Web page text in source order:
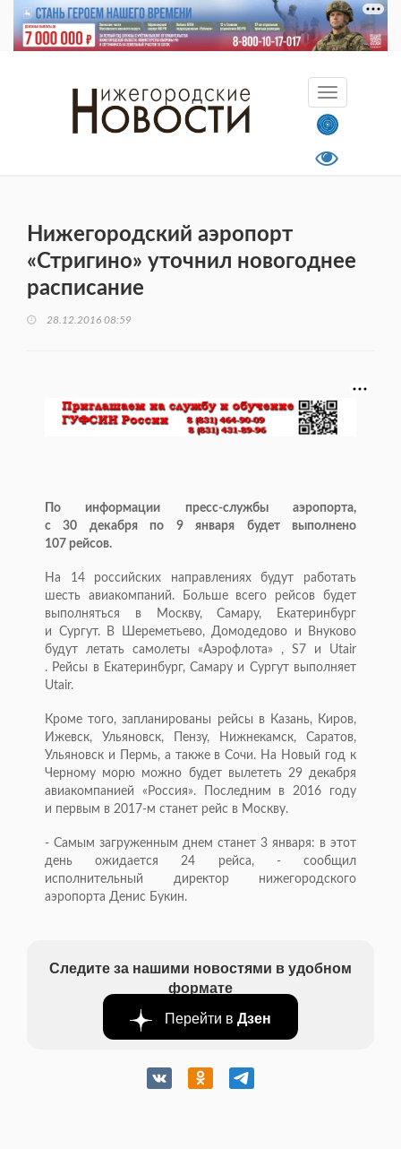
Нижегородский аэропорт
«Стригино» уточнил новогоднее
расписание
28.12.2016 08:59
По информации пресс-службы аэропорта,
с 30 декабря по 9 января будет выполнено
107 рейсов.
На 14 российских направлениях будут работать
шесть авиакомпаний. Больше всего рейсов будет
выполняться в Москву, Самару, Екатеринбург
и Сургут. В Шереметьево, Домодедово и Внуково
будут летать самолеты «Аэрофлота» , S7 и Utair
. Рейсы в Екатеринбург, Самару и Сургут выполняет
Utair.
Кроме того, запланированы рейсы в Казань, Киров,
Ижевск, Ульяновск, Пензу, Нижнекамск, Саратов,
Ульяновск и Пермь, а также в Сочи. На Новый год к
Черному морю можно будет вылететь 29 декабря
авиакомпанией «Россия». Последним в 2016 году
и первым в 2017-м станет рейс в Москву.
- Самым загруженным днем станет 3 января: в этот
день ожидается 24 рейса, - сообщил
исполнительный директор нижегородского
аэропорта Денис Букин.
Следите за нашими новостями в удобном
формате
Перейти в Дзен